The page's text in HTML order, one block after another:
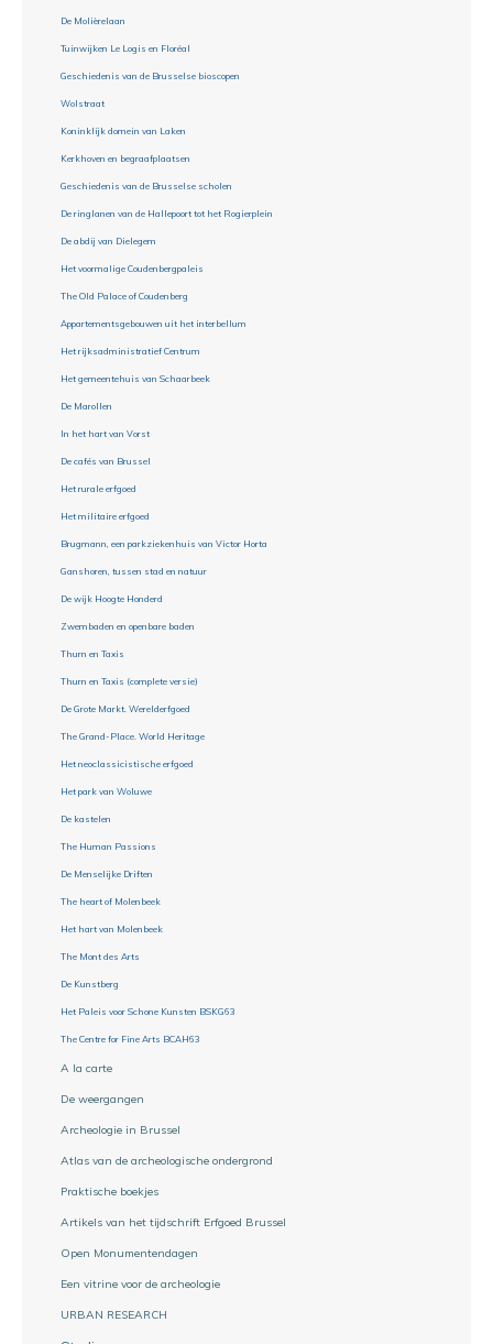
De Molièrelaan
Tuinwijken Le Logis en Floréal
Geschiedenis van de Brusselse bioscopen
Wolstraat
Koninklijk domein van Laken
Kerkhoven en begraafplaatsen
Geschiedenis van de Brusselse scholen
De ringlanen van de Hallepoort tot het Rogierplein
De abdij van Dielegem
Het voormalige Coudenbergpaleis
The Old Palace of Coudenberg
Appartementsgebouwen uit het interbellum
Het rijksadministratief Centrum
Het gemeentehuis van Schaarbeek
De Marollen
In het hart van Vorst
De cafés van Brussel
Het rurale erfgoed
Het militaire erfgoed
Brugmann, een parkziekenhuis van Victor Horta
Ganshoren, tussen stad en natuur
De wijk Hoogte Honderd
Zwembaden en openbare baden
Thurn en Taxis
Thurn en Taxis (complete versie)
De Grote Markt. Werelderfgoed
The Grand-Place. World Heritage
Het neoclassicistische erfgoed
Het park van Woluwe
De kastelen
The Human Passions
De Menselijke Driften
The heart of Molenbeek
Het hart van Molenbeek
The Mont des Arts
De Kunstberg
Het Paleis voor Schone Kunsten BSKG63
The Centre for Fine Arts BCAH63
A la carte
De weergangen
Archeologie in Brussel
Atlas van de archeologische ondergrond
Praktische boekjes
Artikels van het tijdschrift Erfgoed Brussel
Open Monumentendagen
Een vitrine voor de archeologie
URBAN RESEARCH